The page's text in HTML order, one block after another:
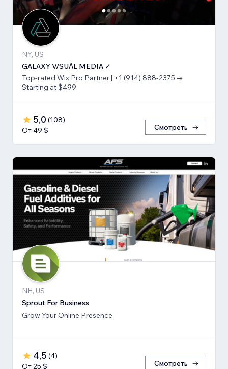
NY, US
GALAXY V/SUΛL MEDIA ✓
Top-rated Wix Pro Partner | +1 (914) 888-2375 →
Starting at $499
5,0 (108)
От 49 $
Смотреть
NH, US
Sprout For Business
Grow Your Online Presence
4,5 (4)
От 25 $
Смотреть